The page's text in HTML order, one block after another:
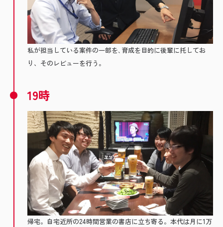
私が担当している案件の一部を､育成を目的に後輩に托してお
り、そのレビューを行う。
19時
帰宅。自宅近所の24時間営業の書店に立ち寄る。本代は月に1万